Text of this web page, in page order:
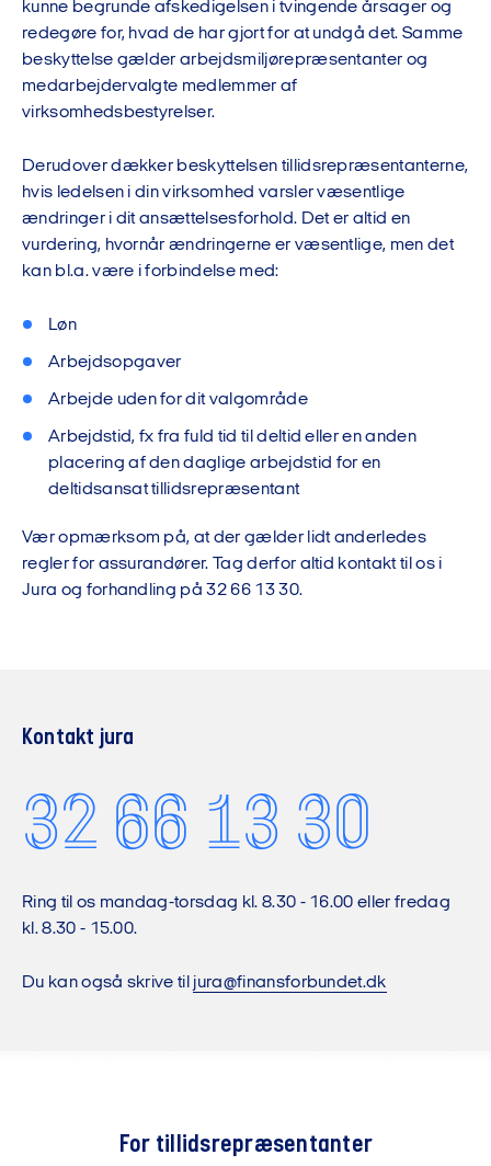
kunne begrunde afskedigelsen i tvingende årsager og
redegøre for, hvad de har gjort for at undgå det. Samme
beskyttelse gælder arbejdsmiljørepræsentanter og
medarbejdervalgte medlemmer af
virksomhedsbestyrelser.
Derudover dækker beskyttelsen tillidsrepræsentanterne,
hvis ledelsen i din virksomhed varsler væsentlige
ændringer i dit ansættelsesforhold. Det er altid en
vurdering, hvornår ændringerne er væsentlige, men det
kan bl.a. være i forbindelse med:
Løn
Arbejdsopgaver
Arbejde uden for dit valgområde
Arbejdstid, fx fra fuld tid til deltid eller en anden
placering af den daglige arbejdstid for en
deltidsansat tillidsrepræsentant
Vær opmærksom på, at der gælder lidt anderledes
regler for assurandører. Tag derfor altid kontakt til os i
Jura og forhandling på 32 66 13 30.
Kontakt jura
32 66 13 30
Ring til os mandag-torsdag kl. 8.30 - 16.00 eller fredag
kl. 8.30 - 15.00.
Du kan også skrive til jura@finansforbundet.dk
For tillidsrepræsentanter